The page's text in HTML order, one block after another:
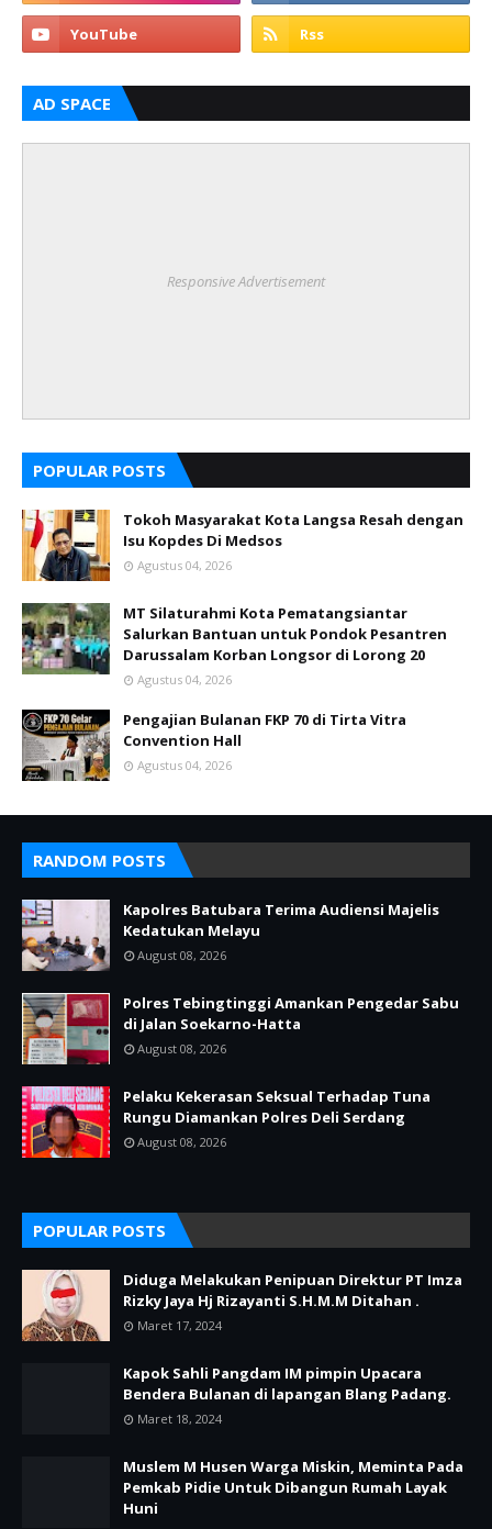
AD SPACE
Responsive Advertisement
POPULAR POSTS
Tokoh Masyarakat Kota Langsa Resah dengan
Isu Kopdes Di Medsos
Agustus 04, 2026
MT Silaturahmi Kota Pematangsiantar
Salurkan Bantuan untuk Pondok Pesantren
Darussalam Korban Longsor di Lorong 20
Agustus 04, 2026
Pengajian Bulanan FKP 70 di Tirta Vitra
Convention Hall
Agustus 04, 2026
RANDOM POSTS
Kapolres Batubara Terima Audiensi Majelis
Kedatukan Melayu
August 08, 2026
Polres Tebingtinggi Amankan Pengedar Sabu
di Jalan Soekarno-Hatta
August 08, 2026
Pelaku Kekerasan Seksual Terhadap Tuna
Rungu Diamankan Polres Deli Serdang
August 08, 2026
POPULAR POSTS
Diduga Melakukan Penipuan Direktur PT Imza
Rizky Jaya Hj Rizayanti S.H.M.M Ditahan .
Maret 17, 2024
Kapok Sahli Pangdam IM pimpin Upacara
Bendera Bulanan di lapangan Blang Padang.
Maret 18, 2024
Muslem M Husen Warga Miskin, Meminta Pada
Pemkab Pidie Untuk Dibangun Rumah Layak
Huni